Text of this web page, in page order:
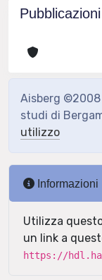
Aisberg
studi di
utilizzo
Informazioni
Utilizza
un link a
https://